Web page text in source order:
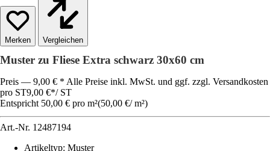
Vergleichen
Muster zu Fliese Extra schwarz 30x60 cm
Preis — 9,00 € * Alle Preise inkl. MwSt. und ggf. zzgl. Versandkosten
pro ST9,00 €*/ ST
Entspricht 50,00 € pro m²(50,00 €/ m²)
Art.-Nr. 12487194
Artikeltyp: Muster